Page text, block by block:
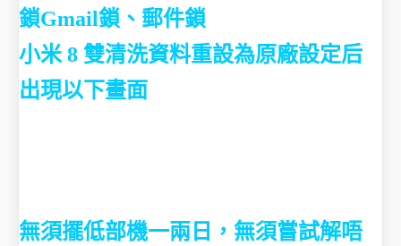
鎖Gmail鎖、郵件鎖
小米 8 雙清洗資料重設為原廠設定后
出現以下畫面
無須擺低部機一兩日，無須嘗試解唔